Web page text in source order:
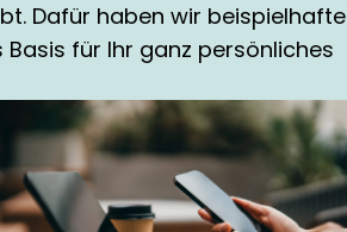
Dafür haben wir beispielhafte
für Ihr ganz persönliches